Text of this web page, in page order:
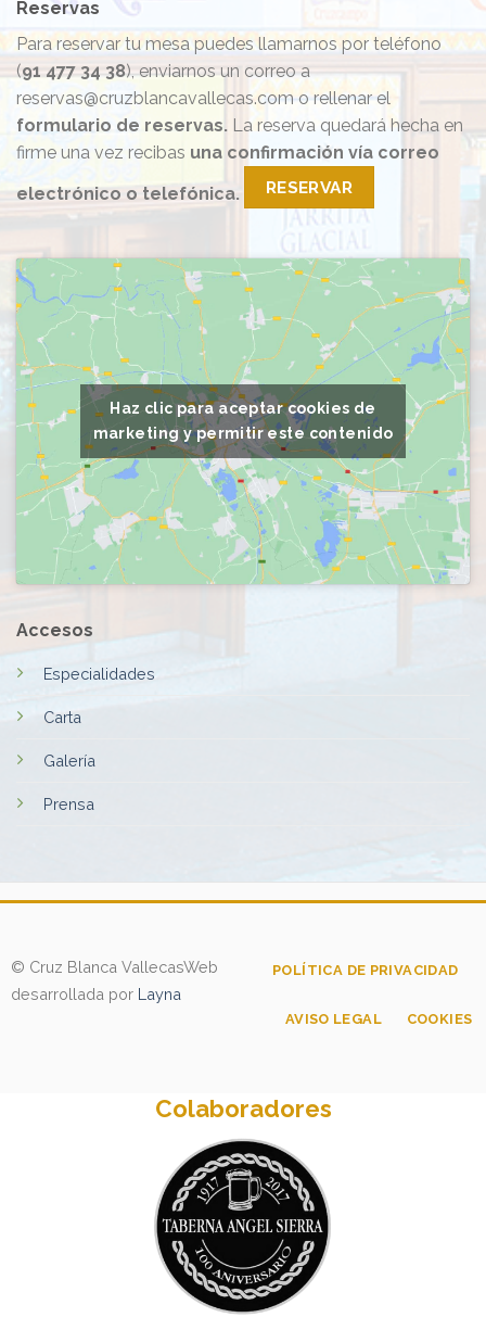
Haz clic para aceptar cookies de
marketing y permitir este contenido
Accesos
Especialidades
Carta
Galería
Prensa
Reservas
Para reservar tu mesa puedes llamarnos por teléfono
(91 477 34 38), enviarnos un correo a
reservas@cruzblancavallecas.com o rellenar el
formulario de reservas. La reserva quedará hecha en
firme una vez recibas una confirmación vía correo
electrónico o telefónica. RESERVAR
© Cruz Blanca VallecasWeb
desarrollada por Layna
POLÍTICA DE PRIVACIDAD
AVISO LEGAL COOKIES
Colaboradores